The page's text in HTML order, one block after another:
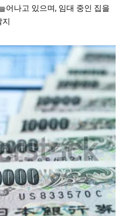
어나고 있으며, 임대 중인 집을
지